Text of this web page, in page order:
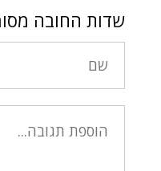
שדות החובה